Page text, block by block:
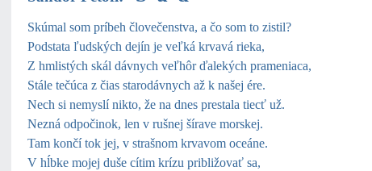
Skúmal som príbeh človečenstva, a čo som to zistil?
Podstata ľudských dejín je veľká krvavá rieka,
Z hmlistých skál dávnych veľhôr ďalekých prameniaca,
Stále tečúca z čias starodávnych až k našej ére.
Nech si nemyslí nikto, že na dnes prestala tiecť už.
Nezná odpočinok, len v rušnej šírave morskej.
Tam končí tok jej, v strašnom krvavom oceáne.
V hĺbke mojej duše cítim krízu približovať sa,